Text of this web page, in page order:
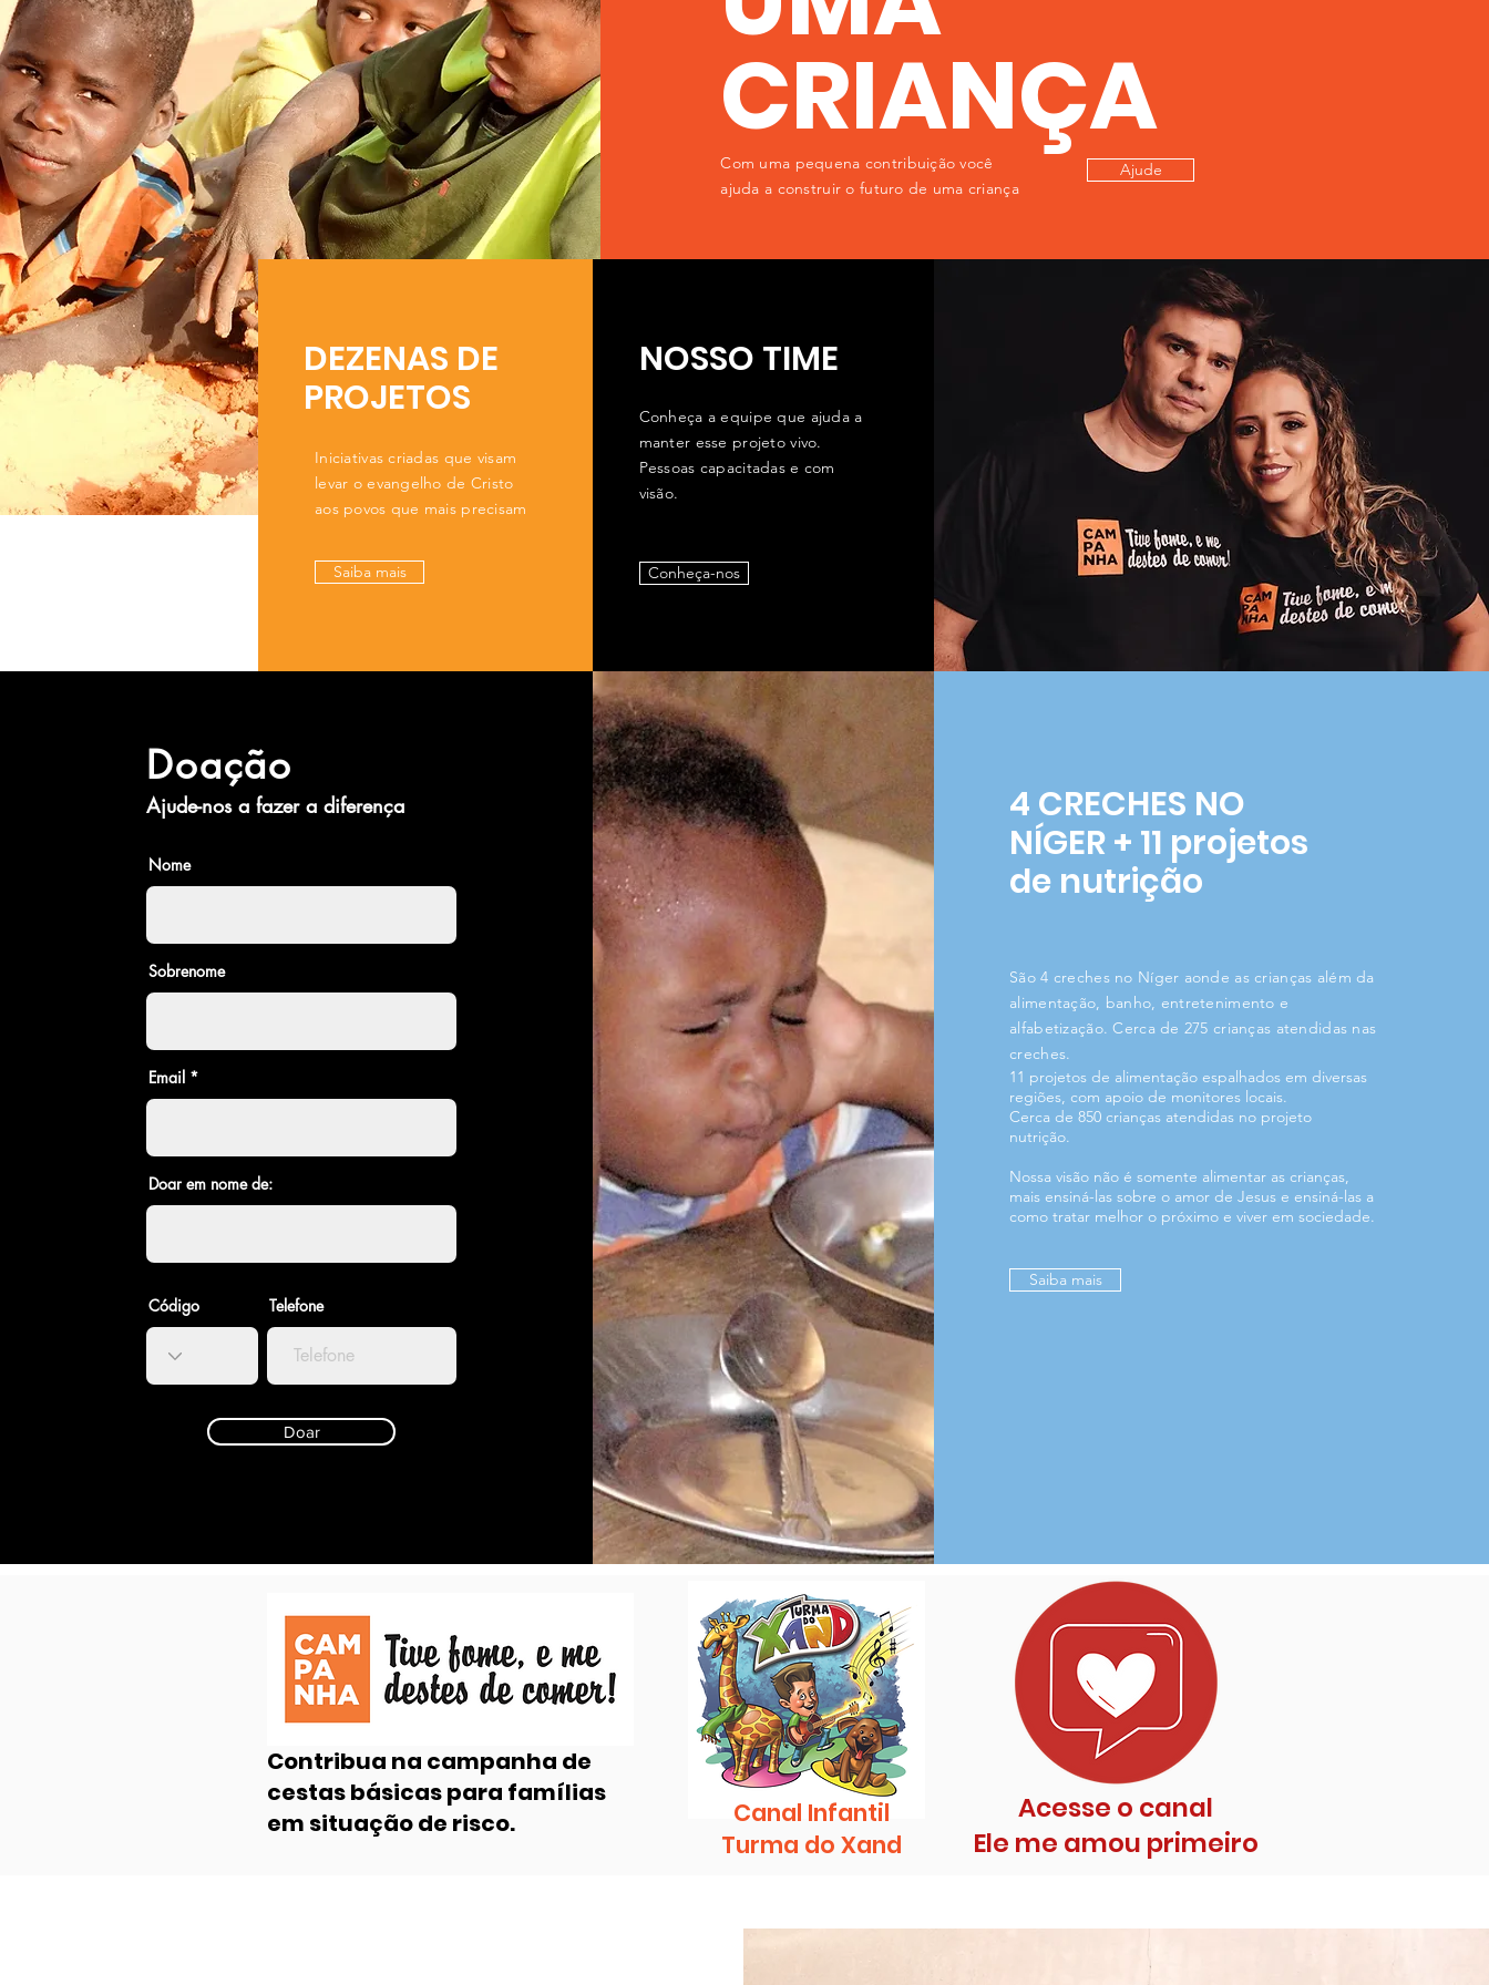
CRIANÇA
Com uma pequena contribuição você
ajuda a construir o futuro de uma criança
Ajude
DEZENAS DE
PROJETOS
Iniciativas criadas que visam
levar o evangelho de Cristo
aos povos que mais precisam
Saiba mais
NOSSO TIME
Conheça a equipe que ajuda a
manter esse projeto vivo.
Pessoas capacitadas e com
visão.
Conheça-nos
Doação
Ajude-nos a fazer a diferença
Nome
Sobrenome
Email
Doar em nome de:
Código Telefone
Doar
4 CRECHES NO
NÍGER + 11 projetos
de nutrição
São 4 creches no Níger aonde as crianças além da
alimentação, banho, entretenimento e
alfabetização. Cerca de 275 crianças atendidas nas
creches.
11 projetos de alimentação espalhados em diversas
regiões, com apoio de monitores locais.
Cerca de 850 crianças atendidas no projeto
nutrição.
Nossa visão não é somente alimentar as crianças,
mais ensiná-las sobre o amor de Jesus e ensiná-las a
como tratar melhor o próximo e viver em sociedade.
Saiba mais
Contribua na campanha de
cestas básicas para famílias
em situação de risco.
Acesse o canal
Ele me amou primeiro
Canal Infantil
Turma do Xand